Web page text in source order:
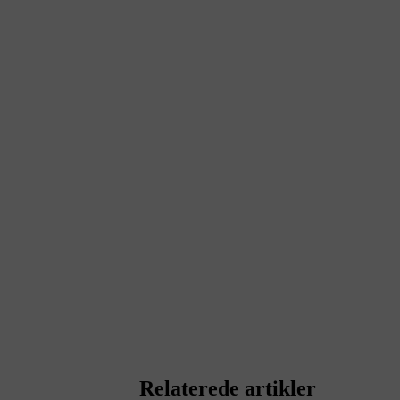
Relaterede artikler